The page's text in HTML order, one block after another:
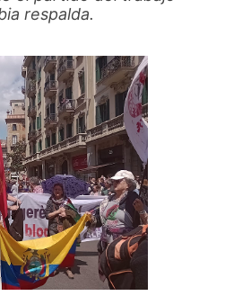
respalda.